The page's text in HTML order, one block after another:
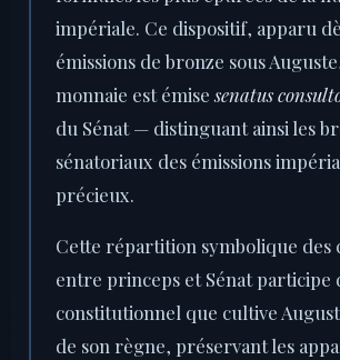
impériale. Ce dispositif, apparu
émissions de bronze sous
monnaie est émisesenatus
du Sénat — distinguant ainsi les
sénatoriaux des émissions
précieux.
Cette répartition symbolique des
entre princeps et Sénat participe
constitutionnel que cultive
de son règne, préservant les